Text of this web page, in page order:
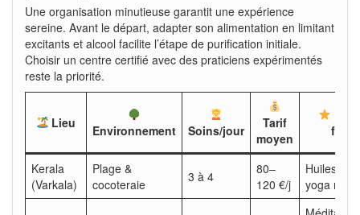
Une organisation minutieuse garantit une expérience
sereine. Avant le départ, adapter son alimentation en limitant
excitants et alcool facilite l’étape de purification initiale.
Choisir un centre certifié avec des praticiens expérimentés
reste la priorité.
Lieu Environnement Soins/jour
Tarif
moyen
forts
Kerala
(Varkala)
Plage &
cocoteraie
3 à 4
80–
120 €/j
Huiles
yoga